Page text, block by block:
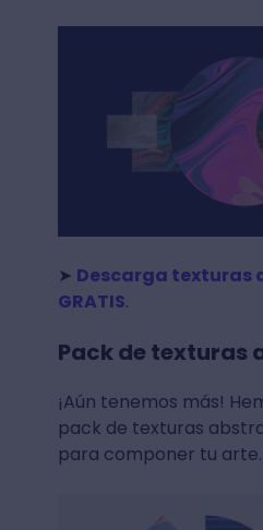
➤ Descarga texturas
GRATIS.
Pack de texturas
¡Aún tenemos más!
pack de texturas
para componer tu arte.